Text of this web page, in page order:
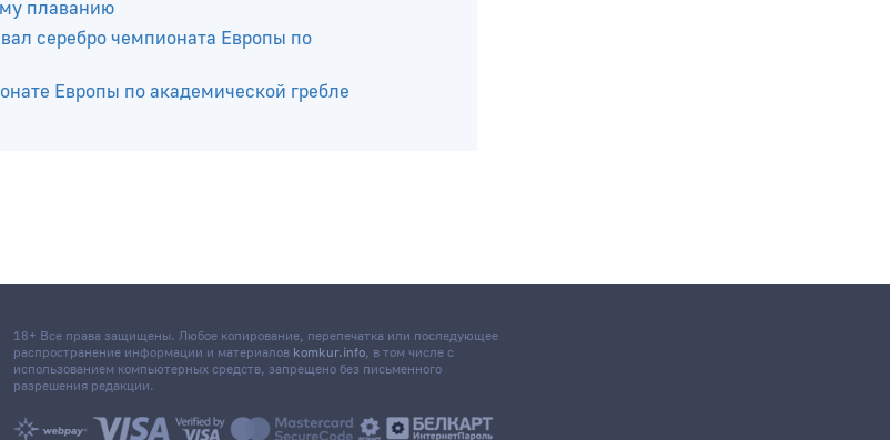
выигранных матчей в течение сезона
раунд турнира WTA-1000 в Торонто
плаванию
18+ Все права защищены. Любое копирование, перепечатка или последующее